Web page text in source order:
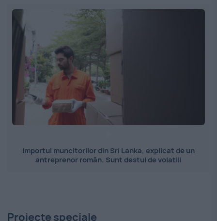
Importul muncitorilor din Sri Lanka, explicat de un
antreprenor român. Sunt destul de volatili
Proiecte speciale